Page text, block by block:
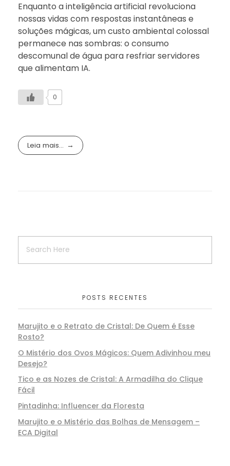
Enquanto a inteligência artificial revoluciona
nossas vidas com respostas instantâneas e
soluções mágicas, um custo ambiental colossal
permanece nas sombras: o consumo
descomunal de água para resfriar servidores
que alimentam IA.
0
Leia mais...
POSTS RECENTES
Marujito e o Retrato de Cristal: De Quem é Esse
Rosto?
O Mistério dos Ovos Mágicos: Quem Adivinhou meu
Desejo?
Tico e as Nozes de Cristal: A Armadilha do Clique
Fácil
Pintadinha: Influencer da Floresta
Marujito e o Mistério das Bolhas de Mensagem –
ECA Digital